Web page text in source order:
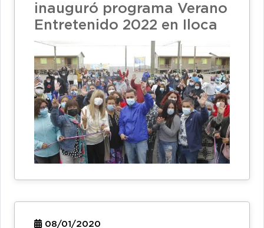
inauguró programa Verano
Entretenido 2022 en Iloca
08/01/2020